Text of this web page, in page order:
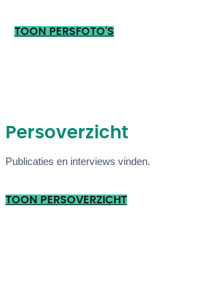
TOON PERSFOTO'S
Persoverzicht
Publicaties en interviews vinden.
TOON PERSOVERZICHT